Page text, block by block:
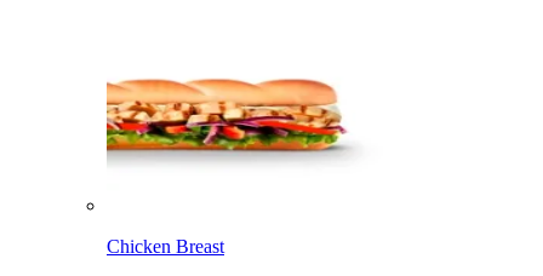
Chicken Breast​​​​‌ ‍ ​‍​‍‌‍ ‌ ​‍‌‍‍‌‌‍‌ ‌‍‍‌‌‍ ‍​‍​‍​ ‍‍​‍​‍‌ ​ ‌‍​‌‌‍ ‍‌‍‍‌‌ ‌​‌ ‍‌​‍ ‍‌‍‍‌‌‍ ​‍​‍​‍ ​​‍​‍‌‍‍​‌ ​‍‌‍‌‌‌‍‌‍​‍​‍​ ‍‍​‍​‍‌‍‍​‌ ‌​‌ ‌​‌ ​​‌ ​ ​ ‍‍​‍ ​‍ ‌‍ ‍‌‍ ‌ ​‍‌‍‌​‌‍‍‌‌‍​ ​‍ ‌‌‍​‍‌‍‍‌‌ ‌​‌‍‌‌‌ ​ ​‍ ‌‌‍‌ ‌ ​‍‌‍ ‌ ‌‌‌ ​​​‍ ‌‌ ​ ‌ ‌​‌ ‌‌‌‍‌​‌‍‍‌‌‍ ​‍ ‍‌ ‌‍‌‍‌‌‌ ​‍‌‍​ ‌‍‌‌‌‍ ​​‍ ‍‌‍​‌‌ ​​‌ ​​​‍ ‌‍‍‌‌‍ ‍‌ ‌​‌‍‌‌‌‍ ‍‌ ‌​​‍ ‌‍‌‌‌‍‌​‌‍‍‌‌ ‌​​‍ ‌‍ ‌‌‍ ‌‍‌​‌‍‌‌​ ‌‌ ​​‌ ​‍‌‍‌‌‌ ​ ‌‍‌‌‌‍ ‍‌ ‌​‌‍​‌‌ ‌​‌‍‍‌‌‍ ‌‍ ‍​ ‍ ‌‍‍‌‌‍‌​​ ‌‌‍‌‌​ ‌ ​ ‍​‌‍‌‍​ ​ ‌‍​‍​ ​​​ ​‌​‍ ‌‌‍‌​​ ​​​ ‌ ​ ‌ ​‍ ‌​ ‌​‌‍‌‌​ ‌‍‌‍‌‍​‍ ‌​ ‍‌​ ​‍‌‍​ ‌‍​‍​‍ ‌‌‍​‌‌‍‌‍‌‍​ ​ ‍​‌‍‌‌​ ‌‌‌‍‌‌​ ‌‍‌‍​ ​ ‌​​ ‌​​ ​​​ ‍ ‌ ‌​‌ ‍‌‌ ​​‌‍‌‌​ ‌‌ ​​‌ ​‍‌‍ ‌‍‌​‌ ‌‌‌‍​ ‌ ‌​​ ‍ ‌ ​​‌‍​‌‌ ‌​‌‍‍​​ ‌‌‍ ‍‌‍​‌‌‍ ‌‌‍‌‌​‍‌‌​ ‌‌‌​​‍‌‌ ‌‍‍ ‌‍‌‌‌ ‍‌​‍‌‌​ ​ ‌​‌​​‍‌‌​ ​ ‌​‌​​‍‌‌​ ​‍​ ​‍‌‍‌‌‌‍ ‍​‍‌‌​ ​‍​ ​‍​‍‌‌​ ‌‌‌​‌​​‍ ‍‌ ‌‍‌‍​‌‌‍ ​‌ ‌‌‌‍‌‌​ ‌‍​‍‌‍​‌‌ ​ ‌‍‌‌‌‌‌‌‌ ​‍‌‍ ​​ ‌‌‍‍​‌ ‌​‌ ‌​‌ ​​‌ ​ ​‍‌‌​ ​ ‌​​‌​‍‌‌​ ​‍‌​‌‍​‍‌‌​ ​‍‌​‌‍‌‍ ‍‌‍ ‌ ​‍‌‍‌​‌‍‍‌‌‍​ ​‍ ‌‌‍​‍‌‍‍‌‌ ‌​‌‍‌‌‌ ​ ​‍ ‌‌‍‌ ‌ ​‍‌‍ ‌ ‌‌‌ ​​​‍ ‌‌ ​ ‌ ‌​‌ ‌‌‌‍‌​‌‍‍‌‌‍ ​‍ ‍‌ ‌‍‌‍‌‌‌ ​‍‌‍​ ‌‍‌‌‌‍ ​​‍ ‍‌‍​‌‌ ​​‌ ​​​‍‌‍‌‍‍‌‌‍‌​​ ‌‌‍‌‌​ ‌ ​ ‍​‌‍‌‍​ ​ ‌‍​‍​ ​​​ ​‌​‍ ‌‌‍‌​​ ​​​ ‌ ​ ‌ ​‍ ‌​ ‌​‌‍‌‌​ ‌‍‌‍‌‍​‍ ‌​ ‍‌​ ​‍‌‍​ ‌‍​‍​‍ ‌‌‍​‌‌‍‌‍‌‍​ ​ ‍​‌‍‌‌​ ‌‌‌‍‌‌​ ‌‍‌‍​ ​ ‌​​ ‌​​ ​​​‍‌‍‌ ‌​‌ ‍‌‌ ​​‌‍‌‌​ ‌‌ ​​‌ ​‍‌‍ ‌‍‌​‌ ‌‌‌‍​ ‌ ‌​​‍‌‍‌ ​​‌‍​‌‌ ‌​‌‍‍​​ ‌‌‍ ‍‌‍​‌‌‍ ‌‌‍‌‌​‍‌‌​ ‌‌‌​​‍‌‌ ‌‍‍ ‌‍‌‌‌ ‍‌​‍‌‌​ ​ ‌​‌​​‍‌‌​ ​ ‌​‌​​‍‌‌​ ​‍​ ​‍‌‍‌‌‌‍ ‍​‍‌‌​ ​‍​ ​‍​‍‌‌​ ‌‌‌​‌​​‍ ‍‌ ‌‍‌‍​‌‌‍ ​‌ ‌‌‌‍‌‌​‍‌‍‌ ​​‌‍‌‌‌ ​‍‌ ​ ‌ ​​‌‍‌‌‌‍​ ‌ ‌​‌‍‍‌‌ ‌‍‌‍‌‌​ ‌‌ ​​‌ ‌‌‌‍​‍‌‍ ​‌‍‍‌‌ ​ ‌‍‍​‌‍‌‌‌‍‌​​‍​‍‌ ‌